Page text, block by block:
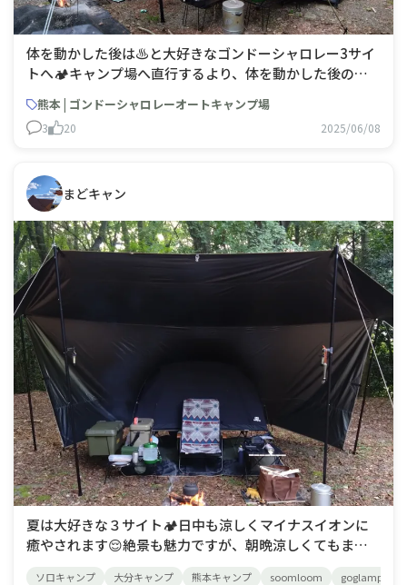
体を動かした後は♨️と大好きなゴンドーシャロレー3サイ
トへ🏕️キャンプ場へ直行するより、体を動かした後の♨️
熊本 | ゴンドーシャロレーオートキャンプ場
3 20 2025/06/08
まどキャン
夏は大好きな３サイト🏕️日中も涼しくマイナスイオンに
癒やされます😌絶景も魅力ですが、朝晩涼しくてもまだ
ソロキャンプ 大分キャンプ 熊本キャンプ soomloom goglamping